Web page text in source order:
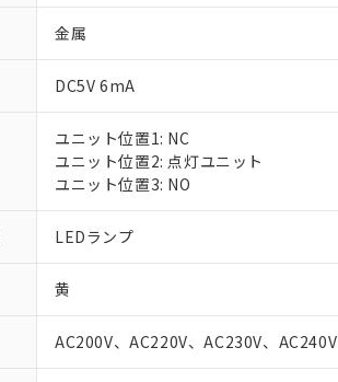
金属
DC5V 6mA
ユニット位置1: NC
ユニット位置2: 点灯ユニット
ユニット位置3: NO
LEDランプ
黄
AC200V、AC220V、AC230V、AC240V